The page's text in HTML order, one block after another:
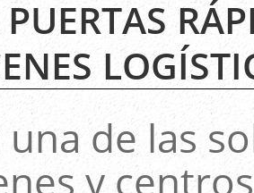
una de las
y